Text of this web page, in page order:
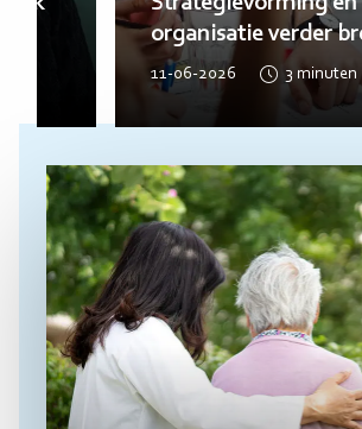
buiten de jeugdhulp liggen
02-06-2026 3 minuten
Lees
meer